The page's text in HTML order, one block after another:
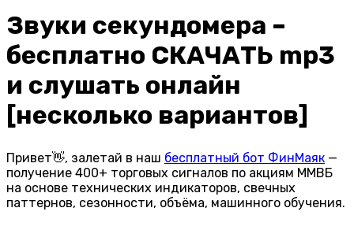
Звуки секундомера –
бесплатно СКАЧАТЬ mp3
и слушать онлайн
[несколько вариантов]
Привет👋, залетай в наш бесплатный бот ФинМаяк —
получение 400+ торговых сигналов по акциям ММВБ
на основе технических индикаторов, свечных
паттернов, сезонности, объёма, машинного обучения.